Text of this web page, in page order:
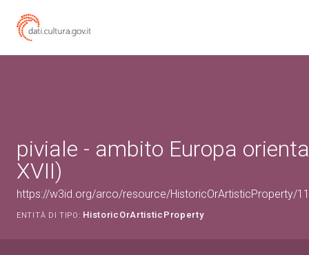
piviale - ambito Europa
XVII)
https://w3id.org/arco/resource/HistoricOrArtisticProperty/
ENTITÀ DI TIPO: HistoricOrArtisticProperty